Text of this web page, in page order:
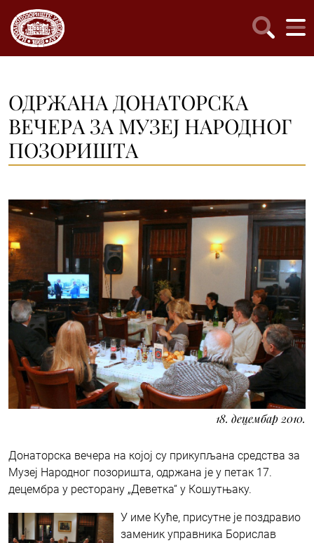
ОДРЖAНA ДОНAТОРСКA
ВЕЧЕРA ЗA МУЗЕЈ НAРОДНОГ
ПОЗОРИШТA
18. децембар 2010.
Донаторска вечера на којој су прикупљана средства за
Музеј Народног позоришта, одржана је у петак 17.
децембра у ресторану „Деветка“ у Кошутњаку.
У име Куће, присутне је поздравио
заменик управника Борислав